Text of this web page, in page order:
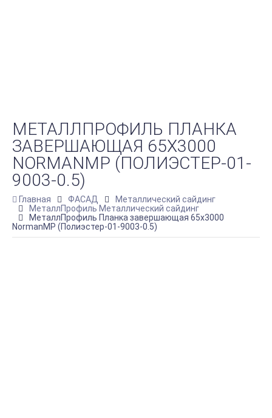
МЕТАЛЛПРОФИЛЬ ПЛАНКА
ЗАВЕРШАЮЩАЯ 65Х3000
NORMANMP (ПОЛИЭСТЕР-01-
9003-0.5)
Главная ФАСАД
Металлический сайдинг
МеталлПрофиль Металлический сайдинг
МеталлПрофиль Планка завершающая 65х3000
NormanMP (Полиэстер-01-9003-0.5)